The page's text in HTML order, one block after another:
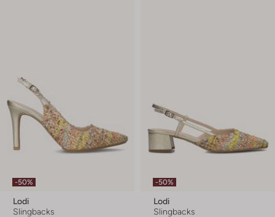
-50%
Lodi
Slingbacks
-50%
Lodi
Slingbacks